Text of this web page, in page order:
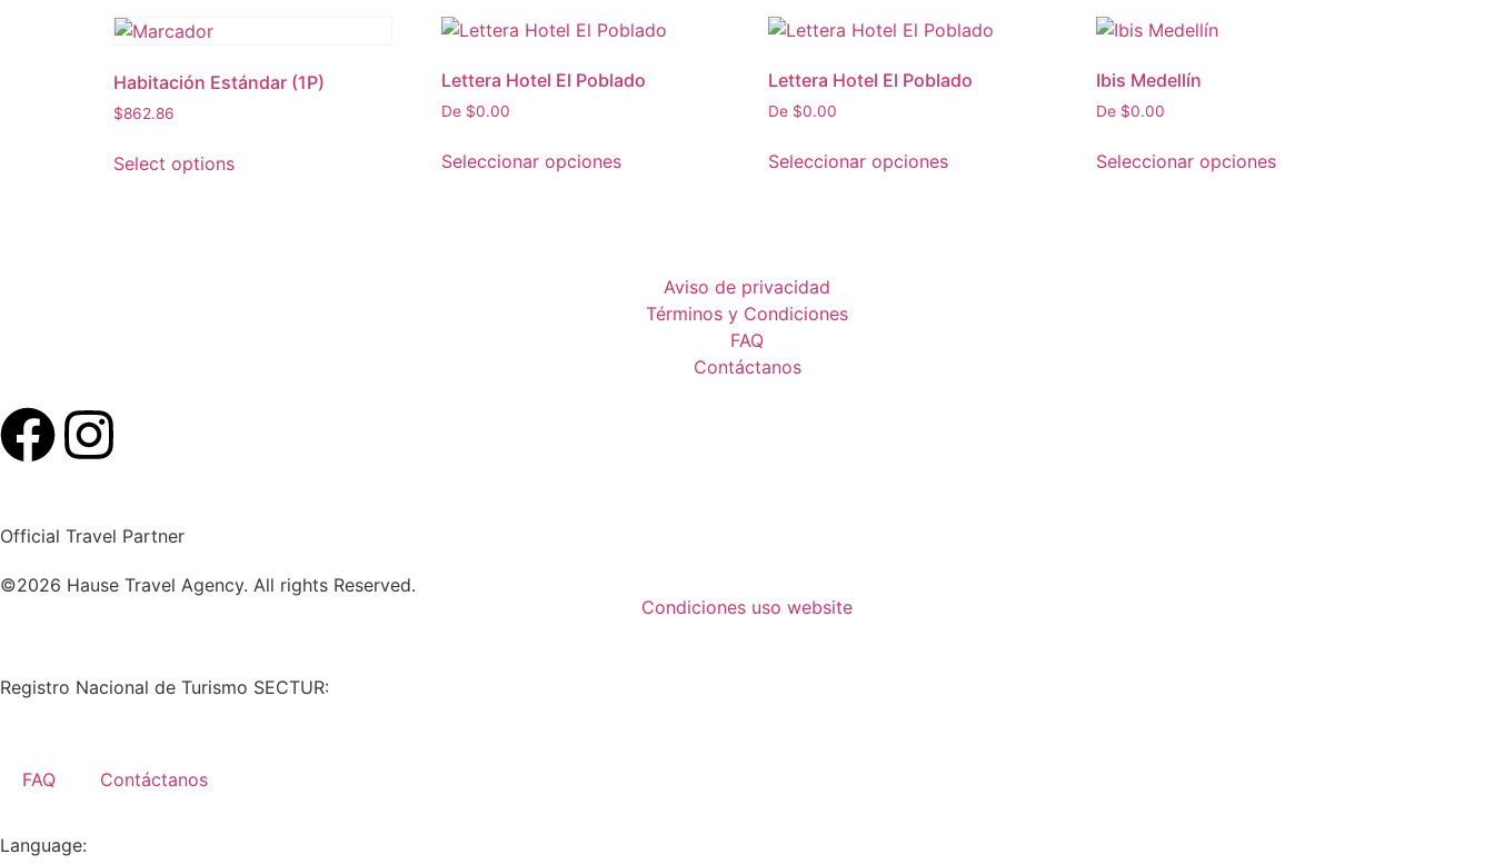
Habitación Estándar (1P)
$862.86
Select options
Lettera Hotel El Poblado
De $0.00
Seleccionar opciones
Lettera Hotel El Poblado
De $0.00
Seleccionar opciones
Ibis Medellín
De $0.00
Seleccionar opciones
Aviso de privacidad
Términos y Condiciones
FAQ
Contáctanos
Official Travel Partner
©2026 Hause Travel Agency. All rights Reserved.
Condiciones uso website
Registro Nacional de Turismo SECTUR:
FAQ Contáctanos
Language: